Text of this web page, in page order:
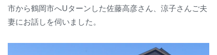
市から鶴岡市へUターンした佐藤高彦さん、涼子さんご夫
妻にお話しを伺いました。